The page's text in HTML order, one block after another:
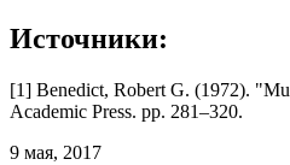
Источники:
[1] Benedict, Robert G. (1972).
Academic Press. pp. 281–320.
9 мая, 2017